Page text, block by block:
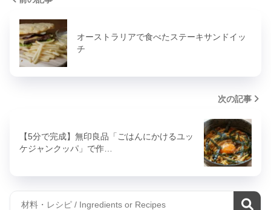
オーストラリアで食べたステーキサンドイッ
チ
次の記事
【5分で完成】無印良品「ごはんにかけるユッ
ケジャンクッパ」で作…